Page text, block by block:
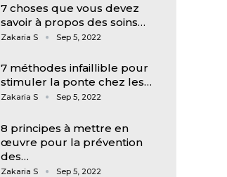
7 choses que vous devez
savoir à propos des soins…
Zakaria S Sep 5, 2022
7 méthodes infaillible pour
stimuler la ponte chez les…
Zakaria S Sep 5, 2022
8 principes à mettre en
œuvre pour la prévention
des…
Zakaria S Sep 5, 2022